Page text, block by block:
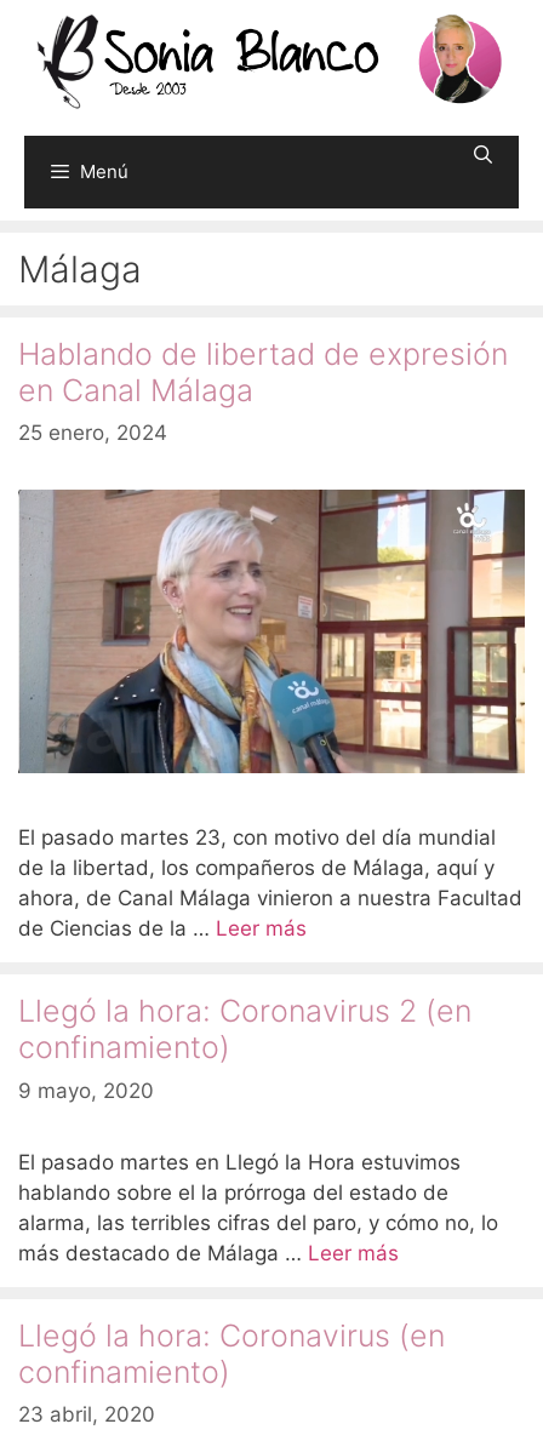
contenido
Menú
Málaga
Hablando de libertad de expresión
en Canal Málaga
25 enero, 2024
El pasado martes 23, con motivo del día mundial
de la libertad, los compañeros de Málaga, aquí y
ahora, de Canal Málaga vinieron a nuestra Facultad
de Ciencias de la … Leer más
Llegó la hora: Coronavirus 2 (en
confinamiento)
9 mayo, 2020
El pasado martes en Llegó la Hora estuvimos
hablando sobre el la prórroga del estado de
alarma, las terribles cifras del paro, y cómo no, lo
más destacado de Málaga … Leer más
Llegó la hora: Coronavirus (en
confinamiento)
23 abril, 2020